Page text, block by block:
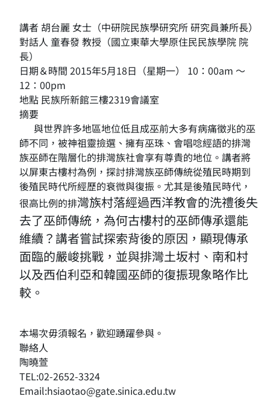
講者 胡台麗 女士（中研院民族學研究所 研究員兼所長）
對話人 童春發 教授（國立東華大學原住民民族學院 院
長）
日期＆時間 2015年5月18日（星期一） 10：00am ～
12：00pm
地點 民族所新館三樓2319會議室
摘要
與世界許多地區地位低且成巫前大多有病痛徵兆的巫
師不同，被神祖靈撿選、擁有巫珠、會唱唸經語的排灣
族巫師在階層化的排灣族社會享有尊貴的地位。講者將
以屏東古樓村為例，探討排灣族巫師傳統從殖民時期到
後殖民時代所經歷的衰微與復振。尤其是後殖民時代，
很高比例的排灣族村落經過西洋教會的洗禮後失
去了巫師傳統，為何古樓村的巫師傳承還能
維續？講者嘗試探索背後的原因，顯現傳承
面臨的嚴峻挑戰，並與排灣土坂村、南和村
以及西伯利亞和韓國巫師的復振現象略作比
較。
本場次毋須報名，歡迎踴躍參與。
聯絡人
陶曉萱
TEL:02-2652-3324
Email:hsiaotao@gate.sinica.edu.tw